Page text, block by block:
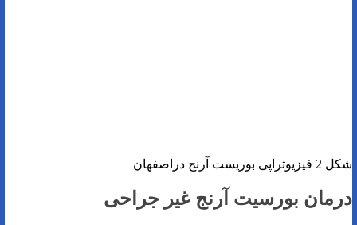
شکل 2 فیزیوتراپی بوریست آرنج دراصفهان
درمان بورسیت آرنج غیر جراحی